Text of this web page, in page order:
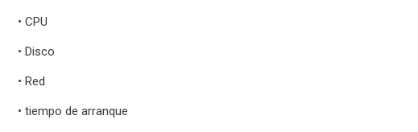
• CPU
• Disco
• Red
• tiempo de arranque